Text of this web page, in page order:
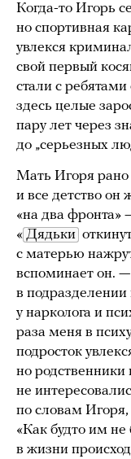
Когда-то Игорь
но спортивная
увлекся
свой первый
стали с
здесь целые
пару лет через
до „серьезных
Мать Игоря рано
и все детство он
«на два фронта»
« Дядьки
с матерью
вспоминает он. —
в
у нарколога и
раза меня в
подросток
но родственники
не
по словам Игоря,
«Как будто им не
в жизни